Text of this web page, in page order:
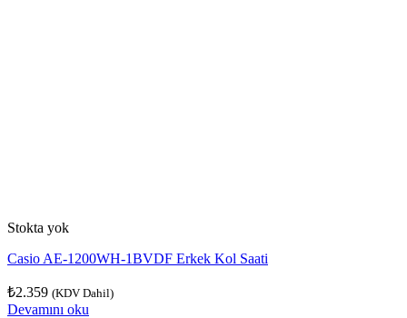
Stokta yok
Casio AE-1200WH-1BVDF Erkek Kol Saati
₺2.359 (KDV Dahil)
Devamını oku